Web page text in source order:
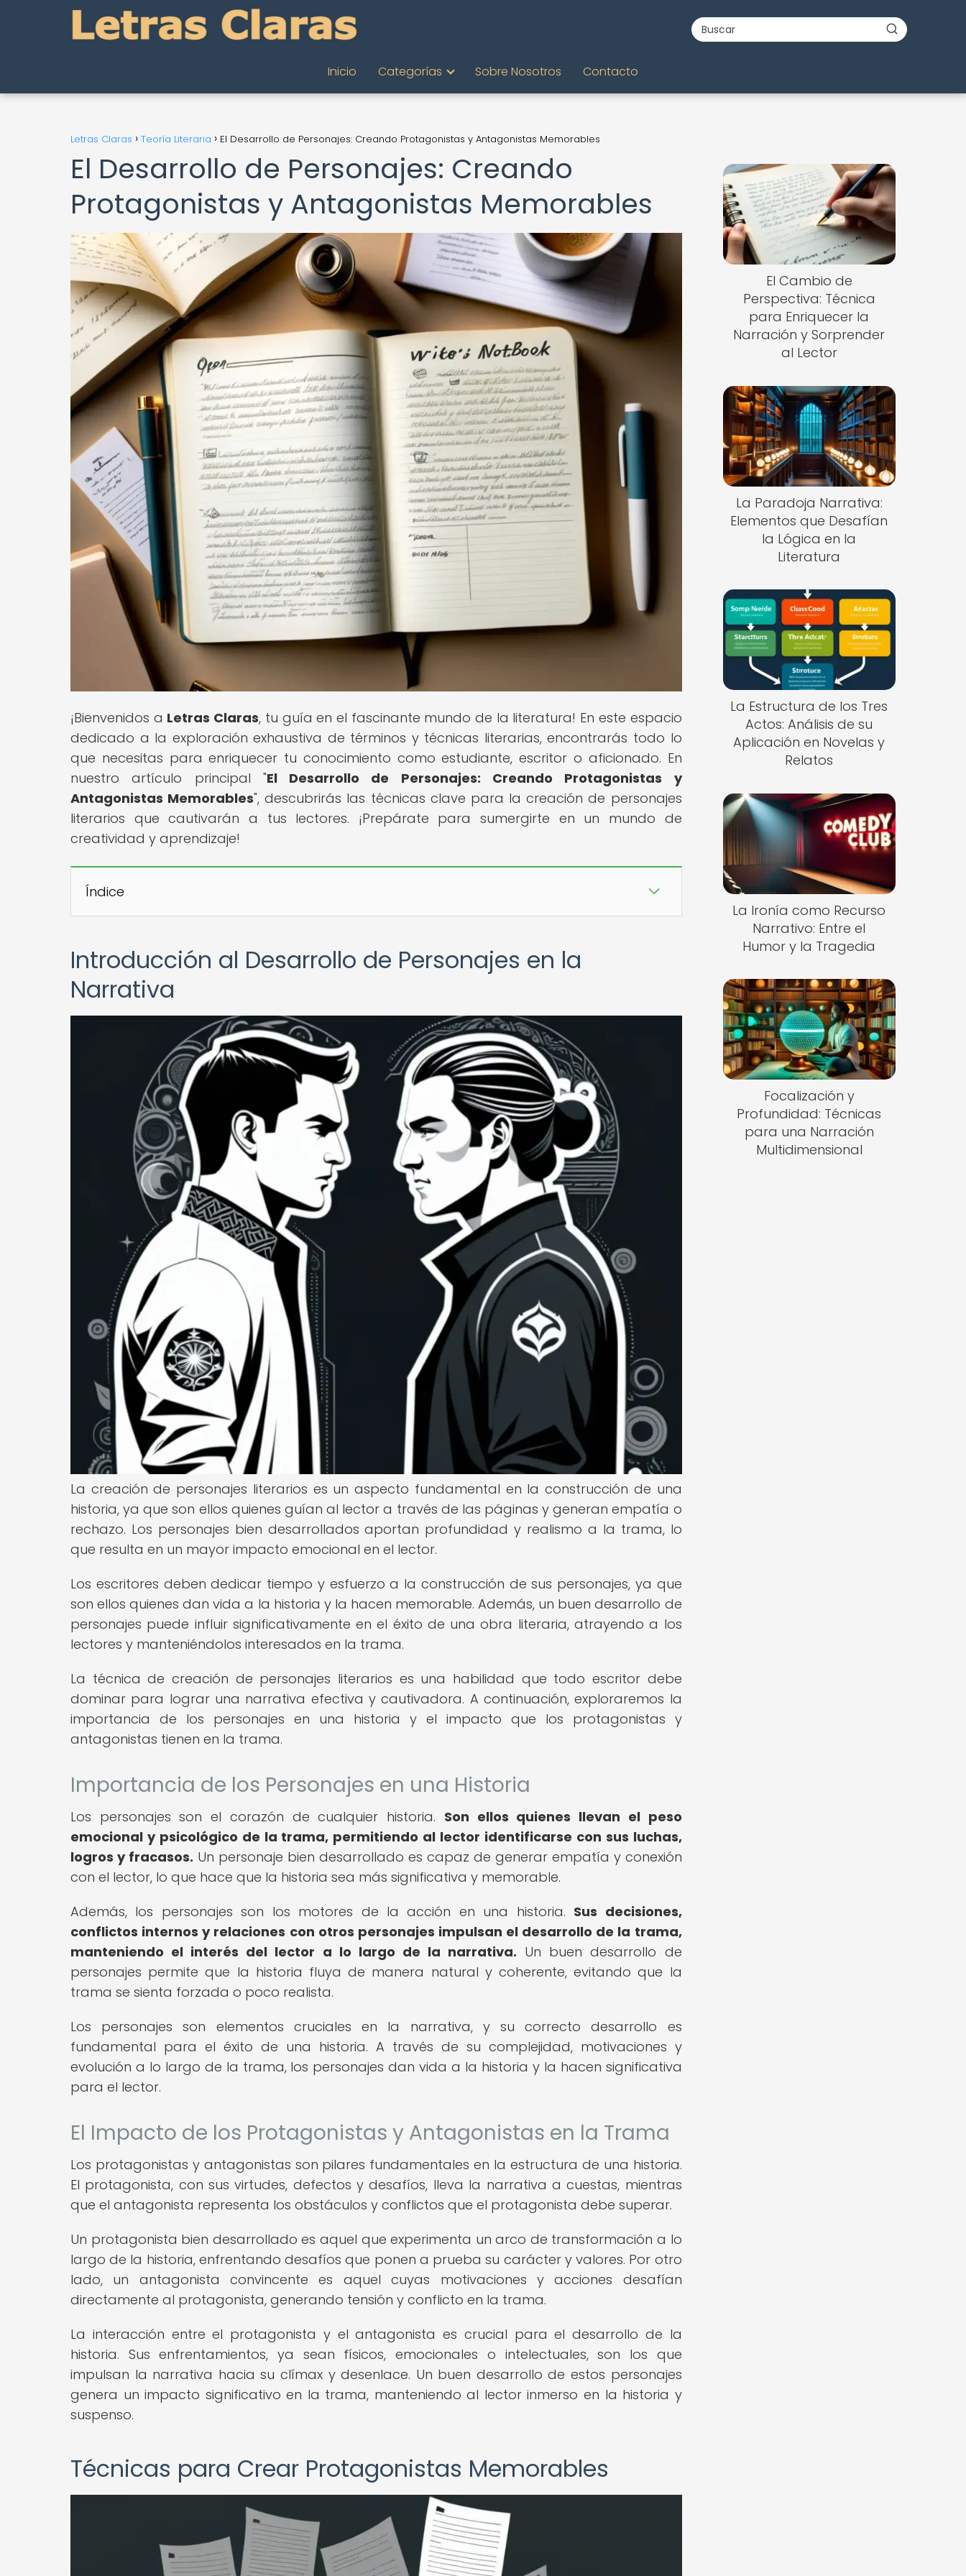
Inicio Categorías Sobre Nosotros Contacto
Letras Claras Teoría Literaria El Desarrollo de Personajes: Creando Protagonistas y Antagonistas Memorables
El Desarrollo de Personajes: Creando
Protagonistas y Antagonistas Memorables
¡Bienvenidos a Letras Claras, tu guía en el fascinante mundo de la literatura! En este espacio
dedicado a la exploración exhaustiva de términos y técnicas literarias, encontrarás todo lo
que necesitas para enriquecer tu conocimiento como estudiante, escritor o aficionado. En
nuestro artículo principal "El Desarrollo de Personajes: Creando Protagonistas y
Antagonistas Memorables", descubrirás las técnicas clave para la creación de personajes
literarios que cautivarán a tus lectores. ¡Prepárate para sumergirte en un mundo de
creatividad y aprendizaje!
Índice
Introducción al Desarrollo de Personajes en la
Narrativa
La creación de personajes literarios es un aspecto fundamental en la construcción de una
historia, ya que son ellos quienes guían al lector a través de las páginas y generan empatía o
rechazo. Los personajes bien desarrollados aportan profundidad y realismo a la trama, lo
que resulta en un mayor impacto emocional en el lector.
Los escritores deben dedicar tiempo y esfuerzo a la construcción de sus personajes, ya que
son ellos quienes dan vida a la historia y la hacen memorable. Además, un buen desarrollo de
personajes puede influir significativamente en el éxito de una obra literaria, atrayendo a los
lectores y manteniéndolos interesados en la trama.
La técnica de creación de personajes literarios es una habilidad que todo escritor debe
dominar para lograr una narrativa efectiva y cautivadora. A continuación, exploraremos la
importancia de los personajes en una historia y el impacto que los protagonistas y
antagonistas tienen en la trama.
Importancia de los Personajes en una Historia
Los personajes son el corazón de cualquier historia. Son ellos quienes llevan el peso
emocional y psicológico de la trama, permitiendo al lector identificarse con sus luchas,
logros y fracasos. Un personaje bien desarrollado es capaz de generar empatía y conexión
con el lector, lo que hace que la historia sea más significativa y memorable.
Además, los personajes son los motores de la acción en una historia. Sus decisiones,
conflictos internos y relaciones con otros personajes impulsan el desarrollo de la trama,
manteniendo el interés del lector a lo largo de la narrativa. Un buen desarrollo de
personajes permite que la historia fluya de manera natural y coherente, evitando que la
trama se sienta forzada o poco realista.
Los personajes son elementos cruciales en la narrativa, y su correcto desarrollo es
fundamental para el éxito de una historia. A través de su complejidad, motivaciones y
evolución a lo largo de la trama, los personajes dan vida a la historia y la hacen significativa
para el lector.
El Impacto de los Protagonistas y Antagonistas en la Trama
Los protagonistas y antagonistas son pilares fundamentales en la estructura de una historia.
El protagonista, con sus virtudes, defectos y desafíos, lleva la narrativa a cuestas, mientras
que el antagonista representa los obstáculos y conflictos que el protagonista debe superar.
Un protagonista bien desarrollado es aquel que experimenta un arco de transformación a lo
largo de la historia, enfrentando desafíos que ponen a prueba su carácter y valores. Por otro
lado, un antagonista convincente es aquel cuyas motivaciones y acciones desafían
directamente al protagonista, generando tensión y conflicto en la trama.
La interacción entre el protagonista y el antagonista es crucial para el desarrollo de la
historia. Sus enfrentamientos, ya sean físicos, emocionales o intelectuales, son los que
impulsan la narrativa hacia su clímax y desenlace. Un buen desarrollo de estos personajes
genera un impacto significativo en la trama, manteniendo al lector inmerso en la historia y
suspenso.
Técnicas para Crear Protagonistas Memorables
El Cambio de
Perspectiva: Técnica
para Enriquecer la
Narración y Sorprender
al Lector
La Paradoja Narrativa:
Elementos que Desafían
la Lógica en la
Literatura
La Estructura de los Tres
Actos: Análisis de su
Aplicación en Novelas y
Relatos
La Ironía como Recurso
Narrativo: Entre el
Humor y la Tragedia
Focalización y
Profundidad: Técnicas
para una Narración
Multidimensional